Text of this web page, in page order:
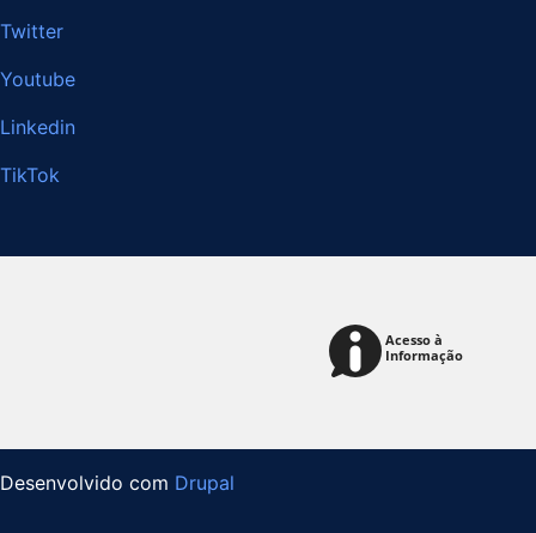
Twitter
Youtube
Linkedin
TikTok
Desenvolvido com Drupal